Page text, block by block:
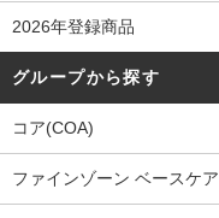
2026年登録商品
グループから探す
コア(COA)
ファインゾーン ベースケア